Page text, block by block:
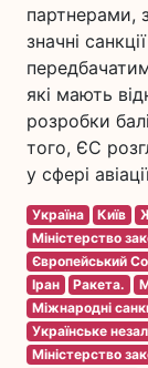
партнерами,
значні
які мають
розробки
того, ЄС
у сфері
Україна Київ
Міністерство
Європейський
Іран
Ракета.
Міжнародні
Українське
Міністерство